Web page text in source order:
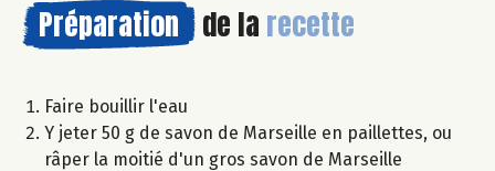
Préparation de la recette
Faire bouillir l'eau
Y jeter 50 g de savon de Marseille en paillettes, ou
râper la moitié d'un gros savon de Marseille